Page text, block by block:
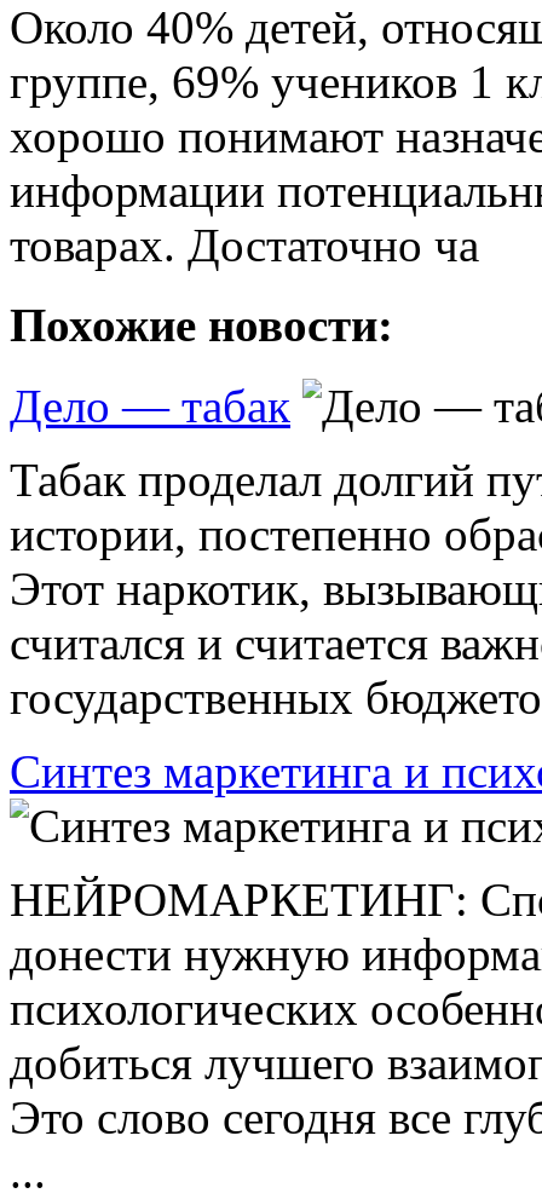
Около 40% детей,
группе, 69% учеников 1
хорошо понимают
информации
товарах. Достаточно ча
Похожие новости:
Дело — табак
Табак проделал долгий
истории, постепенно
Этот наркотик,
считался и считается
государственных
Синтез маркетинга и
НЕЙРОМАРКЕТИНГ:
донести нужную
психологических
добиться лучшего
Это слово сегодня все
...